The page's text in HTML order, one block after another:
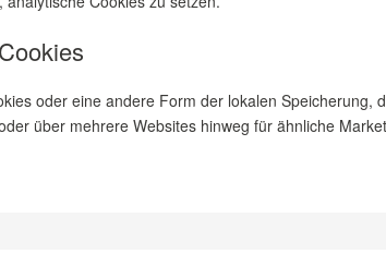
oder eine andere Form der lokalen
über mehrere Websites hinweg für ähnliche